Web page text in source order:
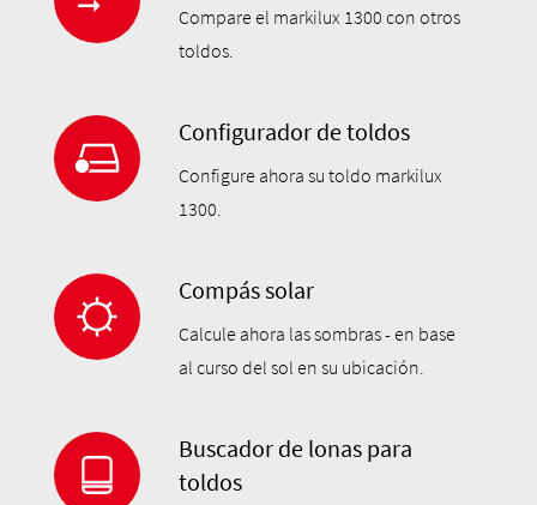
Compare el markilux 1300 con otros
toldos.
Configurador de toldos
Configure ahora su toldo markilux
1300.
Compás solar
Calcule ahora las sombras - en base
al curso del sol en su ubicación.
Buscador de lonas para
toldos